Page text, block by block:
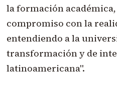
la formación
compromiso con la
entendiendo a la
transformación y de
latinoamericana".